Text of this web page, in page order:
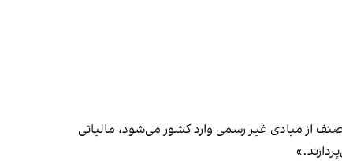
از مبادی غیر رسمی وارد کشور می‌شود، مالیاتی